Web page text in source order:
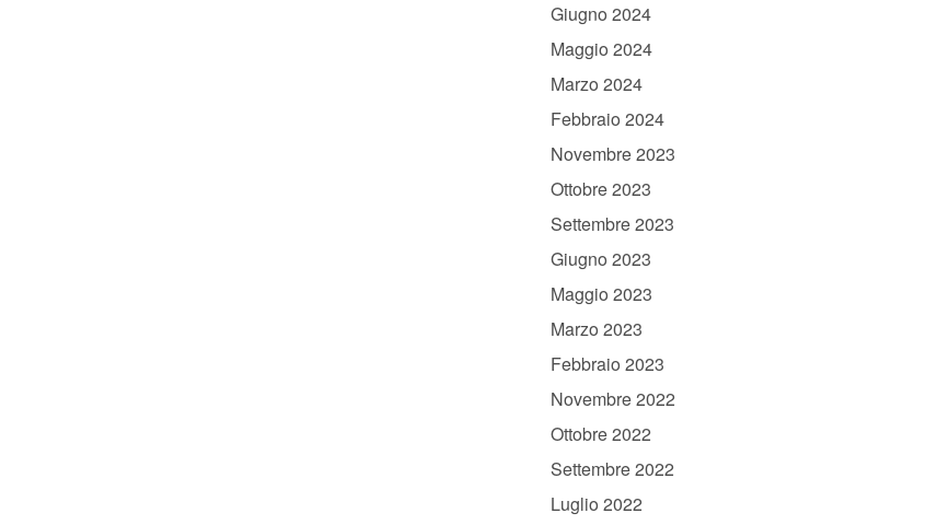
Giugno 2024
Maggio 2024
Marzo 2024
Febbraio 2024
Novembre 2023
Ottobre 2023
Settembre 2023
Giugno 2023
Maggio 2023
Marzo 2023
Febbraio 2023
Novembre 2022
Ottobre 2022
Settembre 2022
Luglio 2022